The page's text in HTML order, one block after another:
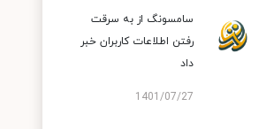
سامسونگ از به سرقت
رفتن اطلاعات کاربران خبر
داد
1401/07/27